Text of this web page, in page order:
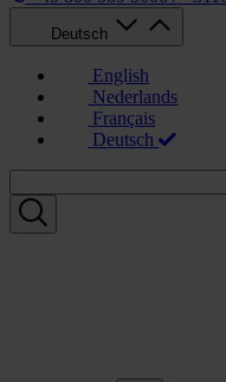
Deutsch
English
Nederlands
Français
Deutsch